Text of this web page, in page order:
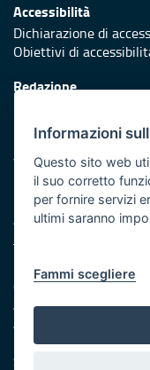
Accessibilità
Dichiarazione di
Obiettivi di
Redazione
Protezione civile
Vai al sito di
Iniziativa finanziata
Asse XI
Note legali
Cookie e privacy
Amministrazione
Atti di notifica
Feed RSS
Servizi Intranet
Informazioni
Questo sito web
il suo corretto
per fornire servizi
ultimi saranno
Fammi scegliere